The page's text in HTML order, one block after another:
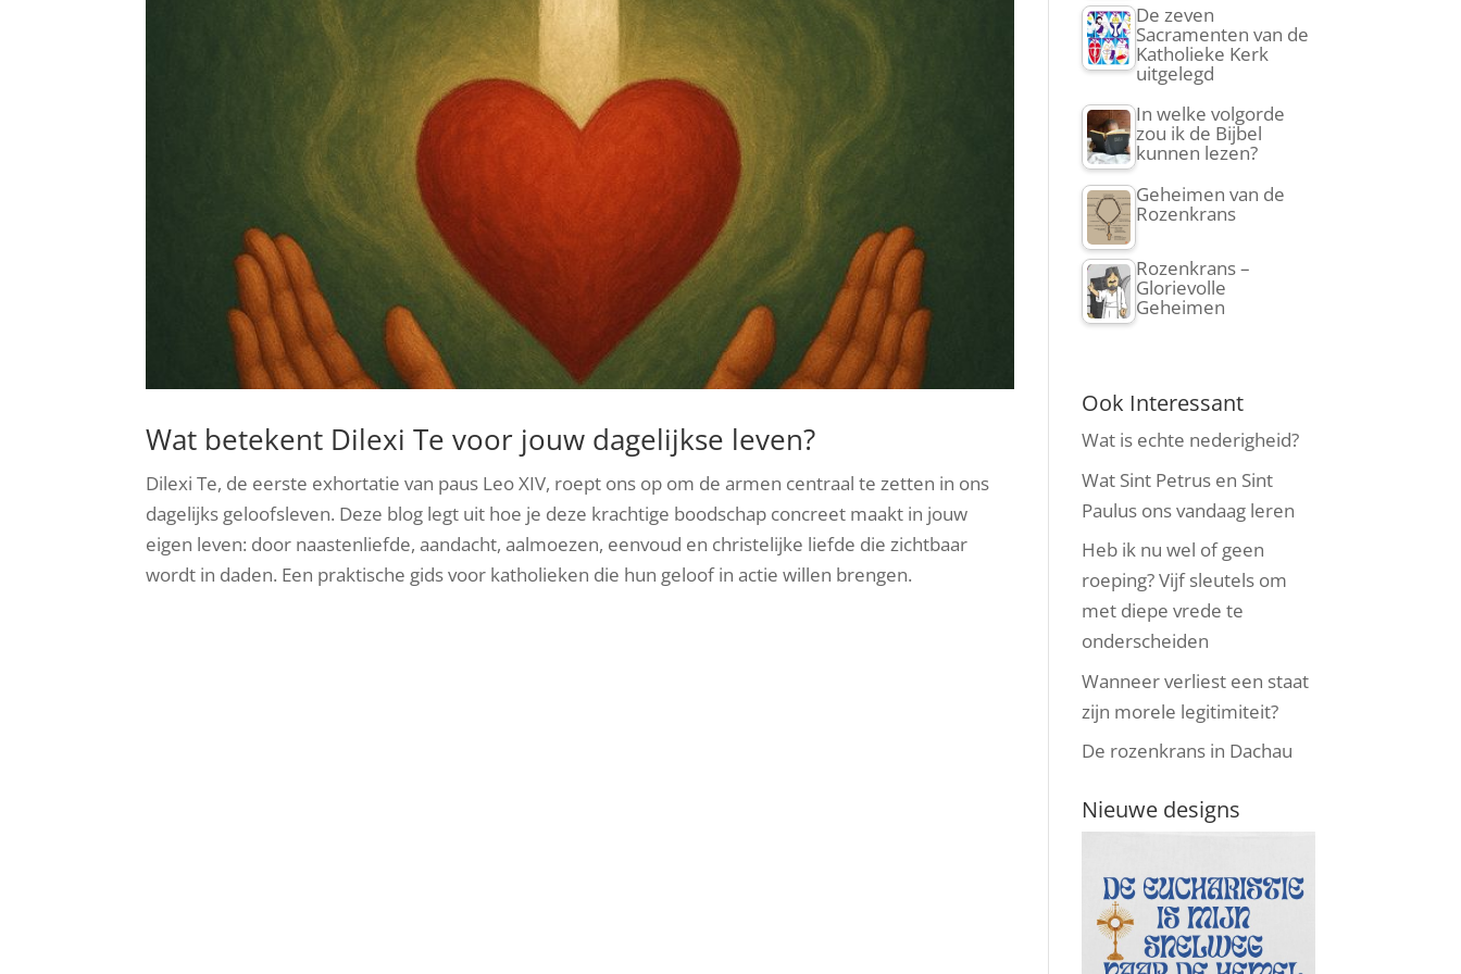
Wat betekent Dilexi Te voor jouw dagelijkse leven?
Dilexi Te, de eerste exhortatie van paus Leo XIV, roept ons op om de armen centraal te zetten in ons
dagelijks geloofsleven. Deze blog legt uit hoe je deze krachtige boodschap concreet maakt in jouw
eigen leven: door naastenliefde, aandacht, aalmoezen, eenvoud en christelijke liefde die zichtbaar
wordt in daden. Een praktische gids voor katholieken die hun geloof in actie willen brengen.
De zeven
Sacramenten van de
Katholieke Kerk
uitgelegd
In welke volgorde
zou ik de Bijbel
kunnen lezen?
Geheimen van de
Rozenkrans
Rozenkrans –
Glorievolle
Geheimen
Ook Interessant
Wat is echte nederigheid?
Wat Sint Petrus en Sint
Paulus ons vandaag leren
Heb ik nu wel of geen
roeping? Vijf sleutels om
met diepe vrede te
onderscheiden
Wanneer verliest een staat
zijn morele legitimiteit?
De rozenkrans in Dachau
Nieuwe designs